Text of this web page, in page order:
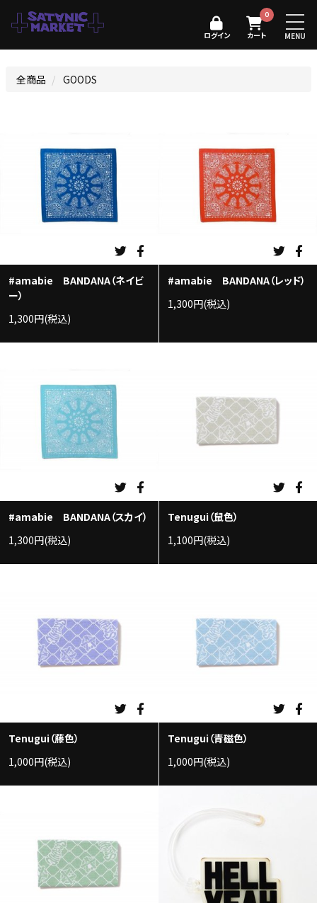
MENU
ログイン
0
カート
全商品 GOODS
#amabie BANDANA（ネイビ
ー）
1,300円(税込)
#amabie BANDANA（レッド）
1,300円(税込)
#amabie BANDANA（スカイ）
1,300円(税込)
Tenugui（鼠色）
1,100円(税込)
Tenugui（藤色）
1,000円(税込)
Tenugui（青磁色）
1,000円(税込)